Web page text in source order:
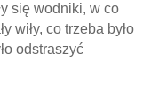
się wodniki, w co
wiły, co trzeba było
odstraszyć